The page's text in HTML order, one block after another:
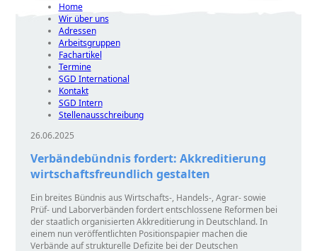
Home
Wir über uns
Adressen
Arbeitsgruppen
Fachartikel
Termine
SGD International
Kontakt
SGD Intern
Stellenausschreibung
26.06.2025
Verbändebündnis fordert: Akkreditierung
wirtschaftsfreundlich gestalten
Ein breites Bündnis aus Wirtschafts-, Handels-, Agrar- sowie
Prüf- und Laborverbänden fordert entschlossene Reformen bei
der staatlich organisierten Akkreditierung in Deutschland. In
einem nun veröffentlichten Positionspapier machen die
Verbände auf strukturelle Defizite bei der Deutschen